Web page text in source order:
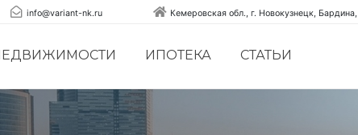
info@variant-nk.ru Кемеровская обл., г. Новокузнецк,
ИПОТЕКА СТАТЬИ